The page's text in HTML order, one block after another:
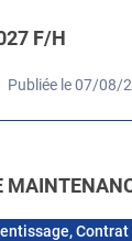
F/H
Publiée le 07/08/